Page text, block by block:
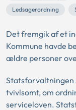
Ledsagerordning
Det fremgik af et
Kommune havde
ældre personer
Statsforvaltningen
tvivlsomt, om
serviceloven.